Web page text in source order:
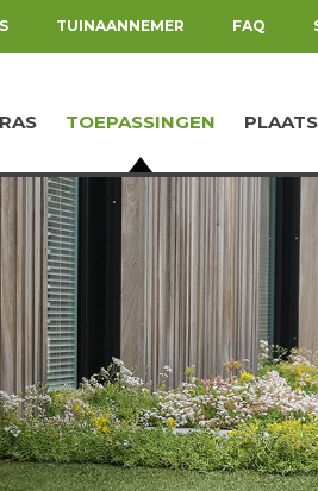
TUINAANNEMER FAQ
TOEPASSINGEN